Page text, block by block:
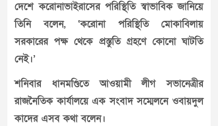
দেশে করোনাভাইরাসের পরিস্থিতি স্বাভাবিক জানিয়ে
তিনি বলেন, ‘করোনা পরিস্থিতি মোকাবিলায়
সরকারের পক্ষ থেকে প্রস্তুতি গ্রহণে কোনো ঘাটতি
নেই।’
শনিবার ধানমণ্ডিতে আওয়ামী লীগ সভানেত্রীর
রাজনৈতিক কার্যালয়ে এক সংবাদ সম্মেলনে ওবায়দুল
কাদের এসব কথা বলেন।